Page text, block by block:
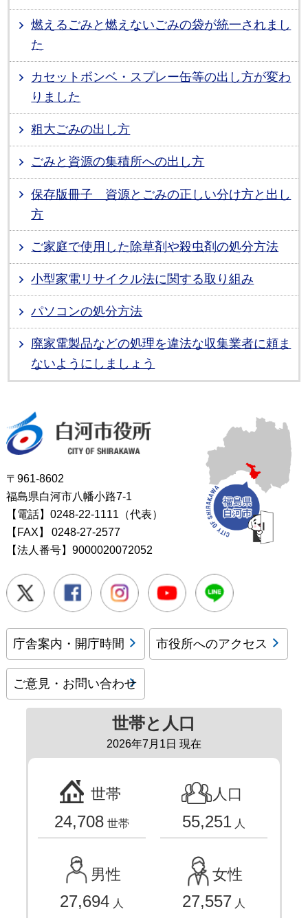
燃えるごみと燃えないごみの袋が統一されまし
た
カセットボンベ・スプレー缶等の出し方が変わ
りました
粗大ごみの出し方
ごみと資源の集積所への出し方
保存版冊子 資源とごみの正しい分け方と出し
方
ご家庭で使用した除草剤や殺虫剤の処分方法
小型家電リサイクル法に関する取り組み
パソコンの処分方法
廃家電製品などの処理を違法な収集業者に頼ま
ないようにしましょう
〒961-8602
福島県白河市八幡小路7-1
【電話】0248-22-1111（代表）
【FAX】
0248-27-2577
【法人番号】9000020072052
Twitter FacebookInstagramYoutube
庁舎案内・開庁時間 市役所へのアクセス
ご意見・お問い合わせ
世帯と人口
2026年7月1日 現在
世帯
24,708 世帯
人口
55,251 人
男性
27,694 人
女性
27,557 人